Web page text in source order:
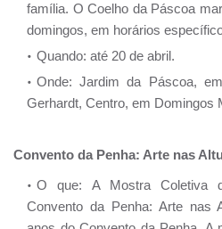
família. O Coelho da Páscoa
domingos, em horários
Quando: até 20 de abril.
Onde: Jardim da Páscoa,
Gerhardt, Centro, em Domingos
Convento da Penha: Arte nas
O que: A Mostra Coletiva
Convento da Penha: Arte nas